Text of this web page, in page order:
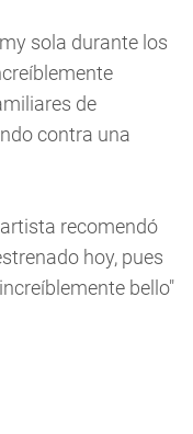
sola durante los
de
contra una
recomendó
hoy, pues
bello"